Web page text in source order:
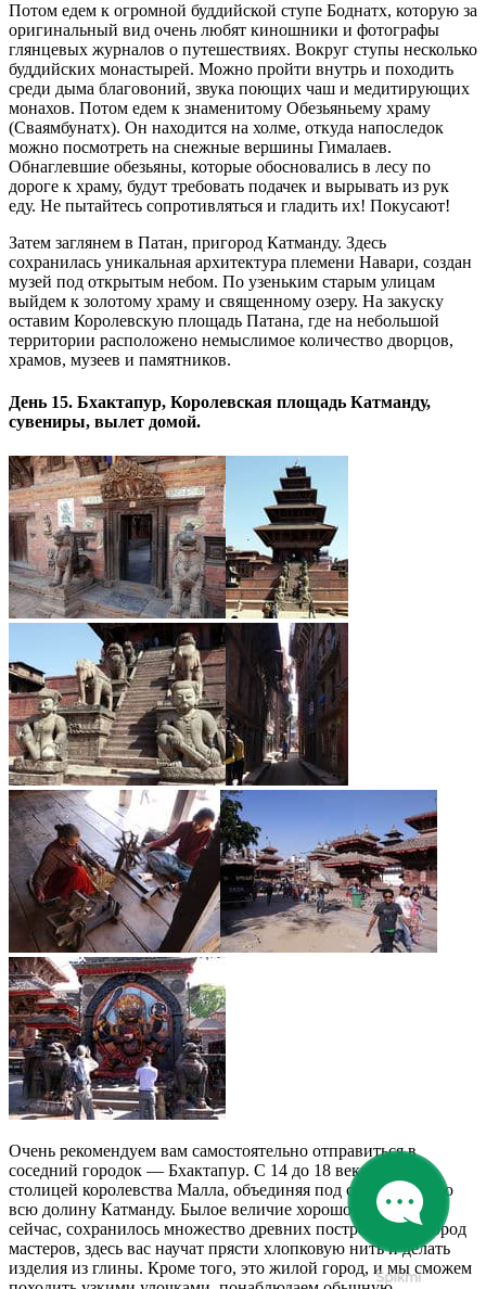
Потом едем к огромной буддийской ступе Боднатх, которую за
оригинальный вид очень любят киношники и фотографы
глянцевых журналов о путешествиях. Вокруг ступы несколько
буддийских монастырей. Можно пройти внутрь и походить
среди дыма благовоний, звука поющих чаш и медитирующих
монахов. Потом едем к знаменитому Обезьяньему храму
(Сваямбунатх). Он находится на холме, откуда напоследок
можно посмотреть на снежные вершины Гималаев.
Обнаглевшие обезьяны, которые обосновались в лесу по
дороге к храму, будут требовать подачек и вырывать из рук
еду. Не пытайтесь сопротивляться и гладить их! Покусают!
Затем заглянем в Патан, пригород Катманду. Здесь
сохранилась уникальная архитектура племени Навари, создан
музей под открытым небом. По узеньким старым улицам
выйдем к золотому храму и священному озеру. На закуску
оставим Королевскую площадь Патана, где на небольшой
территории расположено немыслимое количество дворцов,
храмов, музеев и памятников.
День 15. Бхактапур, Королевская площадь Катманду,
сувениры, вылет домой.
Очень рекомендуем вам самостоятельно отправиться в
соседний городок — Бхактапур. С 14 до 18 века он был
столицей королевства Малла, объединяя под своей властью
всю долину Катманду. Былое величие хорошо заметно и
сейчас, сохранилось множество древних построек. Это город
мастеров, здесь вас научат прясти хлопковую нить и делать
изделия из глины. Кроме того, это жилой город, и мы сможем